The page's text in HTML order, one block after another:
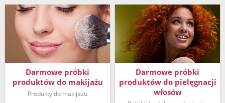
Darmowe próbki
produktów do makijażu
Produkty do makijażu
Darmowe próbki
produktów do pielęgnacji
włosów